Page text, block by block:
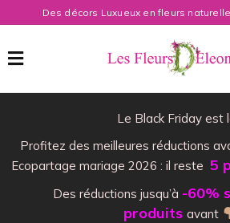
Des décors Luxueux en fleurs
Le Black Friday est
Profitez des meilleures réductions
Ecopartage mariage 2026 : il reste 5
Des réductions jusqu’à -60%
produits avant